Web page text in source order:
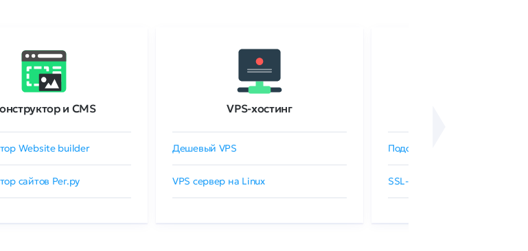
и CMS
Website builder
сайтов Рег.ру
VPS-хостинг
Дешевый VPS
VPS сервер на Linux
Подобрать SSL-сертификат
SSL-сертификаты GlobalSign